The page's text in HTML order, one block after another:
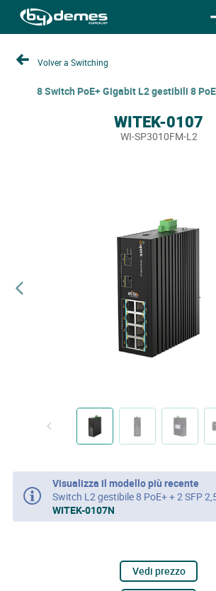
Volver a Switching
8 Switch PoE+ Gigabit L2 gestibili 8
WITEK-0107
WI-SP3010FM-L2
Visualizza il modello più recente
Switch L2 gestibile 8 PoE+ + 2 SFP
WITEK-0107N
Vedi prezzo